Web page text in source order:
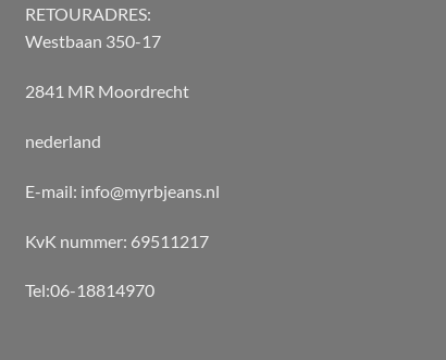
RETOURADRES:
Westbaan 350-17
2841 MR Moordrecht
nederland
E-mail: info@myrbjeans.nl
KvK nummer: 69511217
Tel:06-18814970